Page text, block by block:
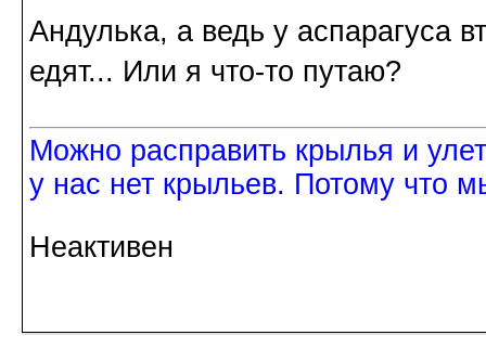
Андулька, а ведь у аспарагуса
едят... Или я что-то путаю?
Можно расправить крылья и
у нас нет крыльев. Потому что
Неактивен